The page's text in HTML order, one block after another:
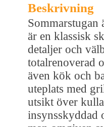
Beskrivning
Sommarstugan
är en klassisk
detaljer och
totalrenoverad
även kök och
uteplats med
utsikt över
insynsskyddad